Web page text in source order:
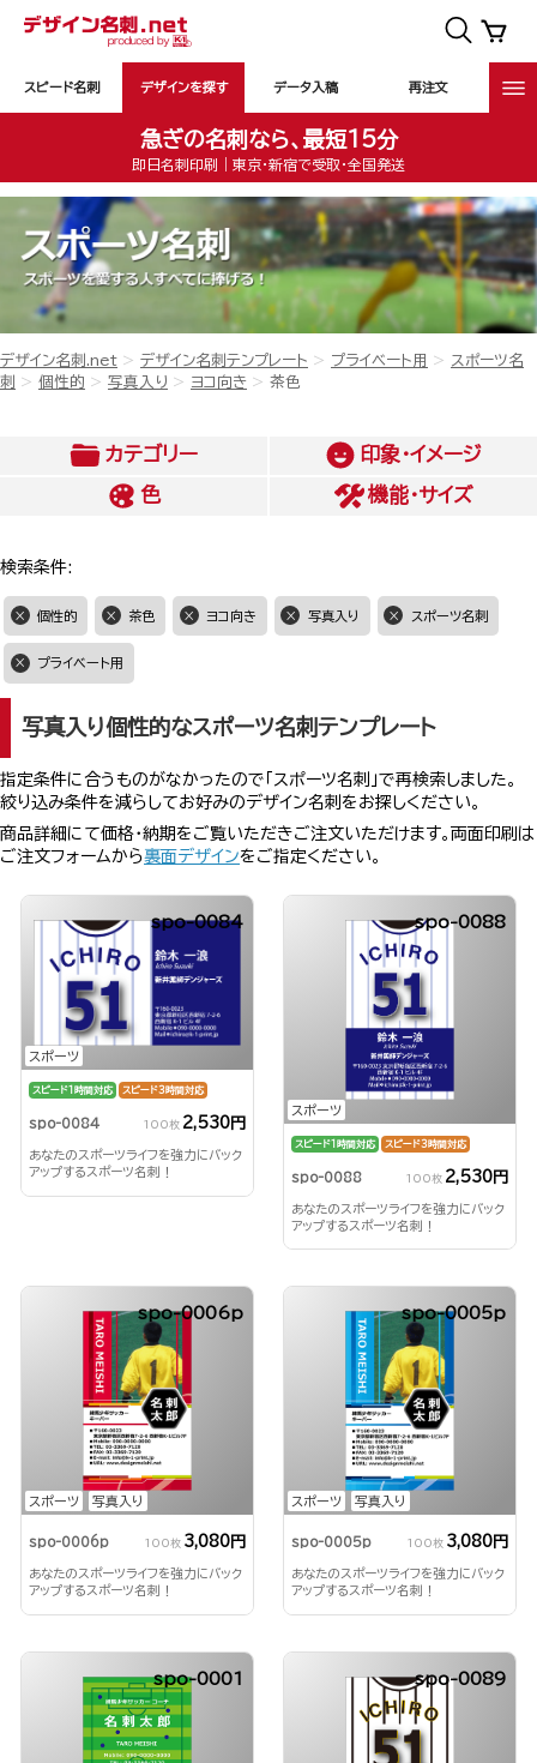
スピード名刺 デザインを探す データ入稿 再注文
急ぎの名刺なら、最短15分
即日名刺印刷｜東京・新宿で受取・全国発送
デザイン名刺.net デザイン名刺テンプレート プライベート用
スポーツ名
刺
個性的 写真入り ヨコ向き 茶色
カテゴリー
印象・イメージ
色
機能・サイズ
検索条件:
個性的 茶色 ヨコ向き 写真入り スポーツ名刺
プライベート用
写真入り個性的なスポーツ名刺テンプレート
指定条件に合うものがなかったので「スポーツ名刺」で再検索しました。
絞り込み条件を減らしてお好みのデザイン名刺をお探しください。
商品詳細にて価格・納期をご覧いただきご注文いただけます。両面印刷は
ご注文フォームから裏面デザインをご指定ください。
スポーツ
spo-0084
スピード1時間対応 スピード3時間対応
spo-0084 100枚 2,530円
あなたのスポーツライフを強力にバック
アップするスポーツ名刺！
スポーツ
spo-0088
スピード1時間対応 スピード3時間対応
spo-0088 100枚 2,530円
あなたのスポーツライフを強力にバック
アップするスポーツ名刺！
スポーツ 写真入り
spo-0006p
spo-0006p 100枚 3,080円
あなたのスポーツライフを強力にバック
アップするスポーツ名刺！
スポーツ 写真入り
spo-0005p
spo-0005p 100枚 3,080円
あなたのスポーツライフを強力にバック
アップするスポーツ名刺！
spo-0001 spo-0089